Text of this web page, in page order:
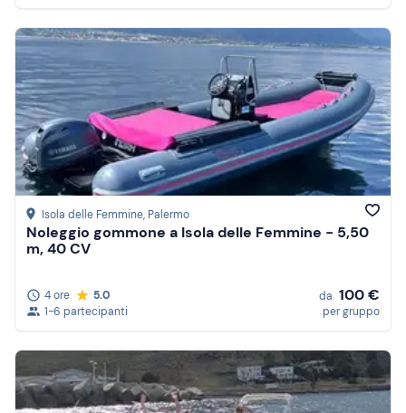
Isola delle Femmine, Palermo
Noleggio gommone a Isola delle Femmine - 5,50
m, 40 CV
4 ore
5.0
1-6 partecipanti
da 100 €
per gruppo